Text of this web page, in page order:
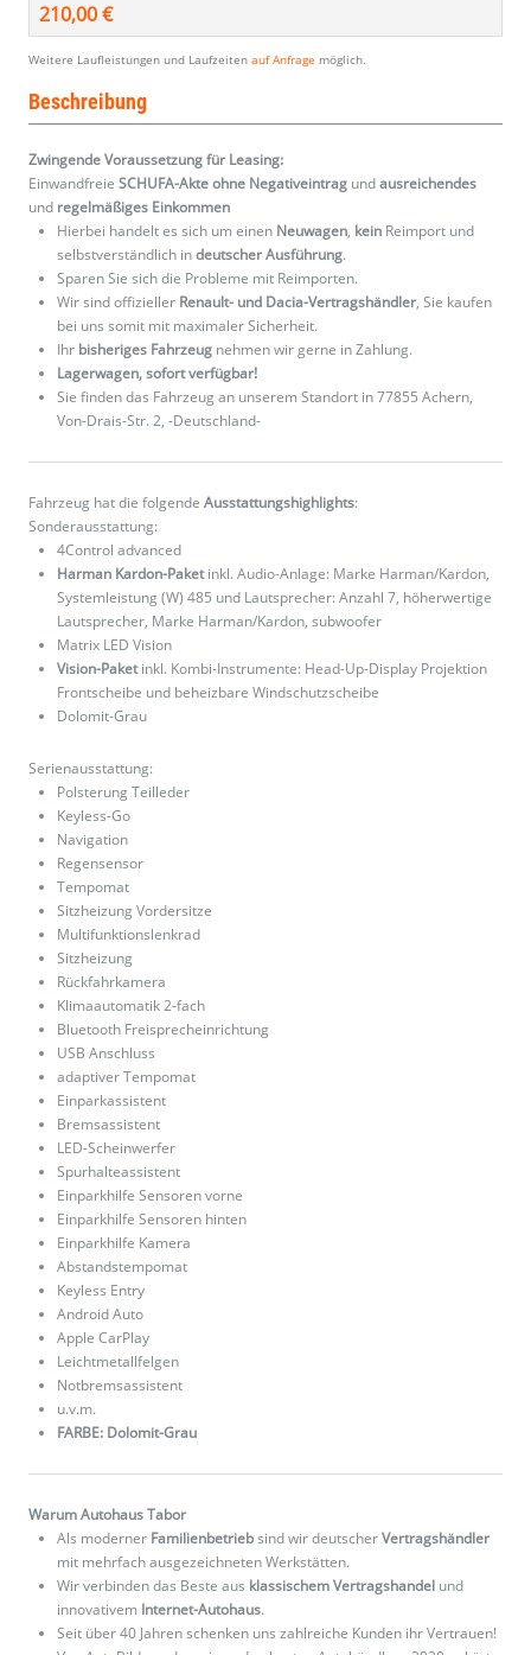
210,00 €
Weitere Laufleistungen und Laufzeiten auf Anfrage möglich.
Beschreibung
Zwingende Voraussetzung für Leasing:
Einwandfreie SCHUFA-Akte ohne Negativeintrag undausreichendes
und regelmäßiges Einkommen
Hierbei handelt es sich um einen Neuwagen, kein Reimport und
selbstverständlich indeutscher Ausführung.
Sparen Sie sich die Probleme mit Reimporten.
Wir sind offizieller Renault- und Dacia-Vertragshändler, Sie kaufen
bei uns somit mit maximaler Sicherheit.
Ihr bisheriges Fahrzeug nehmen wir gerne in Zahlung.
Lagerwagen, sofort verfügbar!
Sie finden das Fahrzeug an unserem Standort in 77855 Achern,
Von-Drais-Str. 2, -Deutschland-
Fahrzeug hat die folgende Ausstattungshighlights:
Sonderausstattung:
4Control advanced
Harman Kardon-Paketinkl. Audio-Anlage: Marke Harman/Kardon,
Systemleistung (W) 485 und Lautsprecher: Anzahl 7, höherwertige
Lautsprecher, Marke Harman/Kardon, subwoofer
Matrix LED Vision
Vision-Paketinkl. Kombi-Instrumente: Head-Up-Display Projektion
Frontscheibe und beheizbare Windschutzscheibe
Dolomit-Grau
Serienausstattung:
Polsterung Teilleder
Keyless-Go
Navigation
Regensensor
Tempomat
Sitzheizung Vordersitze
Multifunktionslenkrad
Sitzheizung
Rückfahrkamera
Klimaautomatik 2-fach
Bluetooth Freisprecheinrichtung
USB Anschluss
adaptiver Tempomat
Einparkassistent
Bremsassistent
LED-Scheinwerfer
Spurhalteassistent
Einparkhilfe Sensoren vorne
Einparkhilfe Sensoren hinten
Einparkhilfe Kamera
Abstandstempomat
Keyless Entry
Android Auto
Apple CarPlay
Leichtmetallfelgen
Notbremsassistent
u.v.m.
FARBE: Dolomit-Grau
Warum Autohaus Tabor
Als moderner Familienbetriebsind wir deutscherVertragshändler
mit mehrfach ausgezeichneten Werkstätten.
Wir verbinden das Beste aus klassischem Vertragshandel und
innovativem Internet-Autohaus.
Seit über 40 Jahren schenken uns zahlreiche Kunden ihr Vertrauen!